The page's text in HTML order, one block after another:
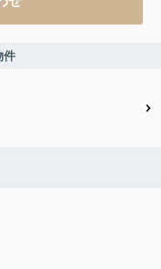
件